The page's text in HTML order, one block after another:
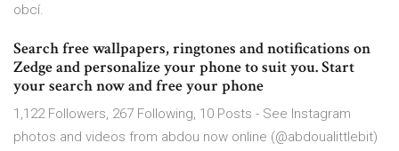
obcí.
Search free wallpapers, ringtones and notifications on
Zedge and personalize your phone to suit you. Start
your search now and free your phone
1,122 Followers, 267 Following, 10 Posts - See Instagram
photos and videos from abdou now online (@abdoualittlebit)